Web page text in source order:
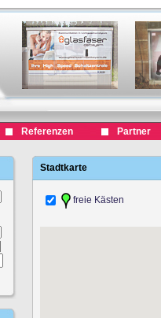
Referenzen Partner
Stadtkarte
freie Kästen